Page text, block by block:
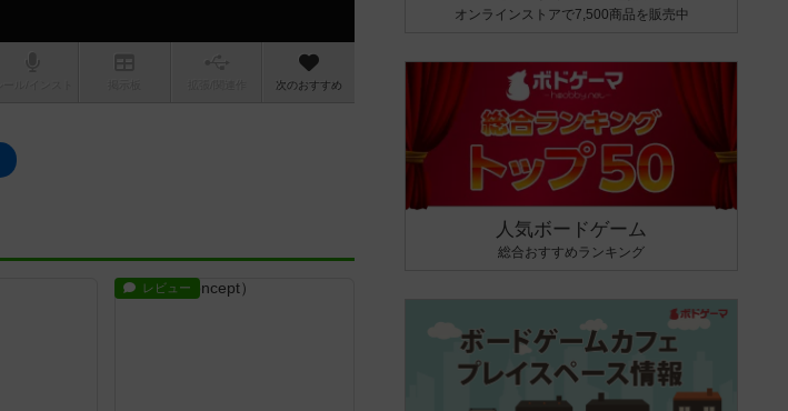
次のおすすめ
レビュー
オンラインストアで7,500商品を販売中
人気ボードゲーム
総合おすすめランキング